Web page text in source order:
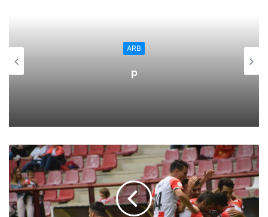
Otras medidas en materia de igualdad
difundidos entre los cursos de infantil y primaria. Por ello,
este tipo de literatura tiene fuerte presencia en el punto,
con 33 libros.
Para ello, la concejala de igualdad está diseñando ya una